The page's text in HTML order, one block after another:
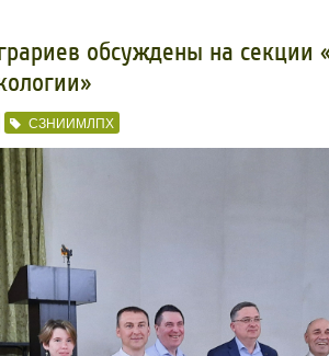
обсуждены на секции
СЗНИИМЛПХ